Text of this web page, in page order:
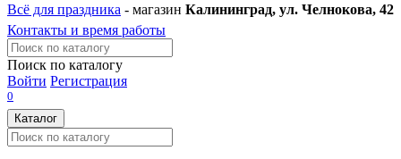
Всё для праздника - магазин Калининград, ул. Челнокова, 42
Контакты и время работы
Поиск по каталогу
Войти Регистрация
0
Каталог